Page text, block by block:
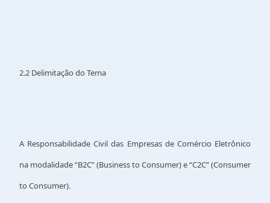
2.2 Delimitação do Tema
A Responsabilidade Civil das Empresas de Comércio Eletrônico
na modalidade “B2C” (Business to Consumer) e “C2C” (Consumer
to Consumer).